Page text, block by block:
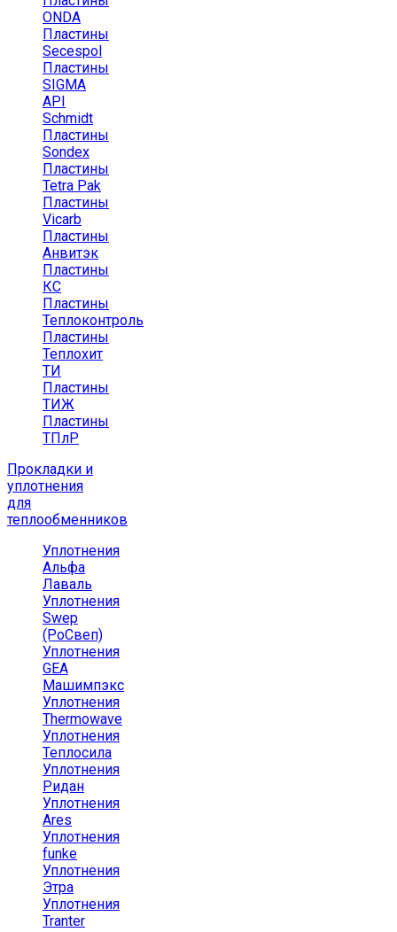
ONDA
Пластины
Secespol
Пластины
SIGMA
API
Schmidt
Пластины
Sondex
Пластины
Tetra Pak
Пластины
Vicarb
Пластины
Анвитэк
Пластины
КС
Пластины
Теплоконтроль
Пластины
Теплохит
ТИ
Пластины
ТИЖ
Пластины
ТПлР
Прокладки и
уплотнения
для
теплообменников
Уплотнения
Альфа
Лаваль
Уплотнения
Swep
(РоСвеп)
Уплотнения
GEA
Машимпэкс
Уплотнения
Thermowave
Уплотнения
Теплосила
Уплотнения
Ридан
Уплотнения
Ares
Уплотнения
funke
Уплотнения
Этра
Уплотнения
Tranter